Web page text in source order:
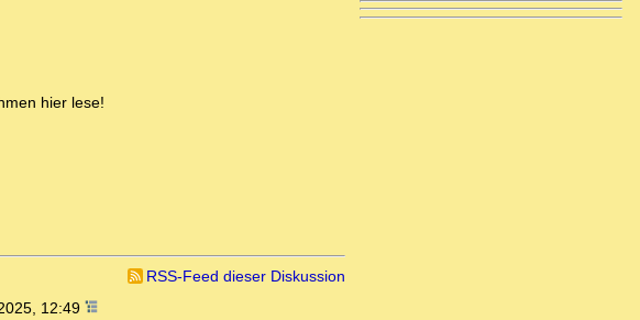
hier lese!
RSS-Feed dieser Diskussion
12:49